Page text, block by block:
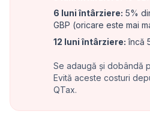
6 luni întârziere: 5%
GBP (oricare este mai
12 luni întârziere: încă
Se adaugă și dobândă
Evită aceste costuri
QTax.